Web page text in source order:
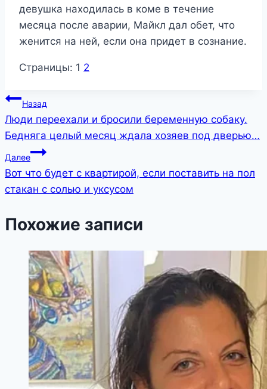
девушка находилась в коме в течение
месяца после аварии, Майкл дал обет, что
женится на ней, если она придет в сознание.
Страницы: 1 2
Навигация
по
записям
Назад
Люди переехали и бросили беременную собаку.
Бедняга целый месяц ждала хозяев под дверью…
Далее
Вот что будет с квартирой, если поставить на пол
стакан с солью и уксусом
Похожие записи